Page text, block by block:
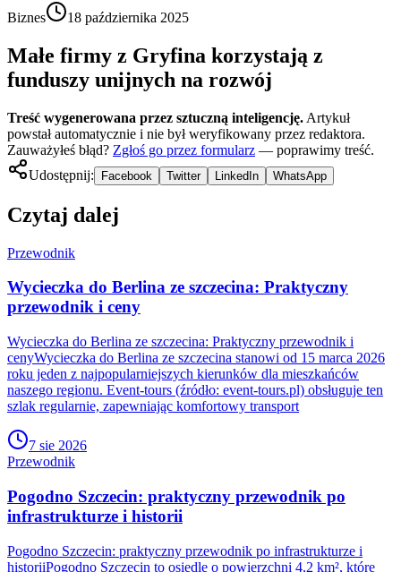
Biznes 18 października 2025
Małe firmy z Gryfina korzystają z
funduszy unijnych na rozwój
Treść wygenerowana przez sztuczną inteligencję. Artykuł
powstał automatycznie i nie był weryfikowany przez redaktora.
Zauważyłeś błąd? Zgłoś go przez formularz — poprawimy treść.
Udostępnij:
Facebook Twitter LinkedIn WhatsApp
Czytaj dalej
Przewodnik
Wycieczka do Berlina ze szczecina: Praktyczny
przewodnik i ceny
Wycieczka do Berlina ze szczecina: Praktyczny przewodnik i
cenyWycieczka do Berlina ze szczecina stanowi od 15 marca 2026
roku jeden z najpopularniejszych kierunków dla mieszkańców
naszego regionu. Event-tours (źródło: event-tours.pl) obsługuje ten
szlak regularnie, zapewniając komfortowy transport
7 sie 2026
Przewodnik
Pogodno Szczecin: praktyczny przewodnik po
infrastrukturze i historii
Pogodno Szczecin: praktyczny przewodnik po infrastrukturze i
historiiPogodno Szczecin to osiedle o powierzchni 4,2 km², które